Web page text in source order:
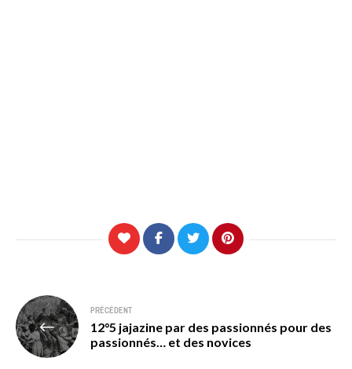
Navigation
de
l’article
PRÉCÉDENT
12°5 jajazine par des passionnés pour des
passionnés… et des novices